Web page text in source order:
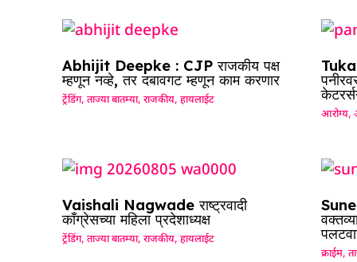
Abhijit Deepke : CJP राजकीय पक्ष
म्हणून नव्हे, तर दबावगट म्हणून काम करणार
ट्रेंडिंग,ताज्या बातम्या,राजकीय,हायलाईट
आरोग्य,
Vaishali Nagwade राष्ट्रवादी
काँग्रेसच्या महिला प्रदेशाध्यक्ष
ट्रेंडिंग,ताज्या बातम्या,राजकीय,हायलाईट
क्राईम,